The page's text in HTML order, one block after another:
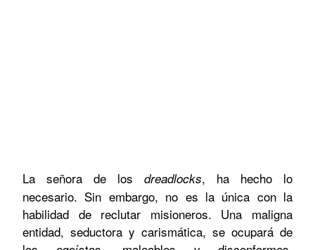
La señora de los dreadlocks, ha hecho lo
necesario. Sin embargo, no es la única con la
habilidad de reclutar misioneros. Una maligna
entidad, seductora y carismática, se ocupará de